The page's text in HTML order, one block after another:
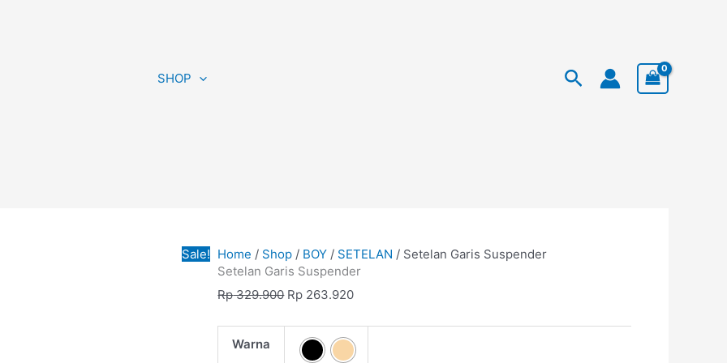
SHOP Search
Sale! Home / Shop / BOY / SETELAN / Setelan Garis Suspender
Setelan Garis Suspender
Rp329.900 Rp 263.920
Warna